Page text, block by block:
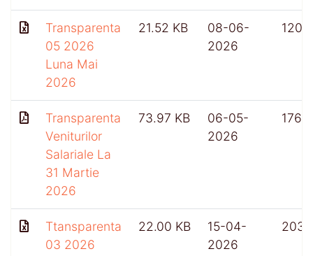
Transparenta
05 2026
Luna Mai
2026
21.52 KB
08-06-
2026
120
Transparenta
Veniturilor
Salariale La
31 Martie
2026
73.97 KB
06-05-
2026
176
Ttansparenta
03 2026
22.00 KB
15-04-
2026
203